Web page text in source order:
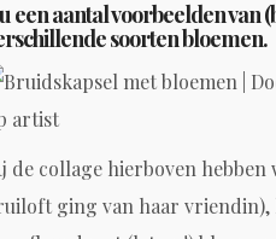
een aantal voorbeelden van
soorten bloemen.
de collage hierboven hebben
ging van haar vriendin),